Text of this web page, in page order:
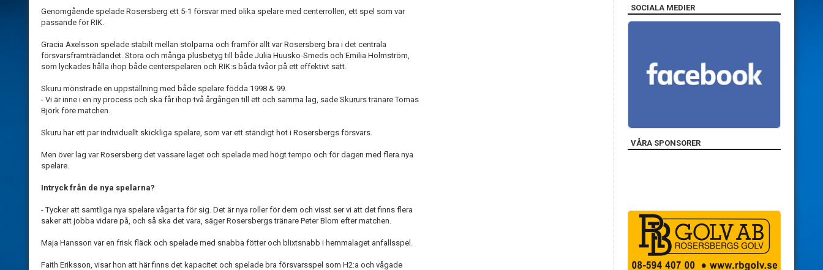
Genomgående spelade Rosersberg ett 5-1 försvar med olika spelare med centerrollen, ett spel som var
passande för RIK.
Gracia Axelsson spelade stabilt mellan stolparna och framför allt var Rosersberg bra i det centrala
försvarsframträdandet. Stora och många plusbetyg till både Julia Huusko-Smeds och Emilia Holmström,
som lyckades hålla ihop både centerspelaren och RIK:s båda tvåor på ett effektivt sätt.
Skuru mönstrade en uppställning med både spelare födda 1998 & 99.
- Vi är inne i en ny process och ska får ihop två årgången till ett och samma lag, sade Skururs tränare Tomas
Björk före matchen.
Skuru har ett par individuellt skickliga spelare, som var ett ständigt hot i Rosersbergs försvars.
Men över lag var Rosersberg det vassare laget och spelade med högt tempo och för dagen med flera nya
spelare.
Intryck från de nya spelarna?
- Tycker att samtliga nya spelare vågar ta för sig. Det är nya roller för dem och visst ser vi att det finns flera
saker att jobba vidare på, och så ska det vara, säger Rosersbergs tränare Peter Blom efter matchen.
Maja Hansson var en frisk fläck och spelade med snabba fötter och blixtsnabb i hemmalaget anfallsspel.
Faith Eriksson, visar hon att här finns det kapacitet och spelade bra försvarsspel som H2:a och vågade
SOCIALA MEDIER
VÅRA SPONSORER